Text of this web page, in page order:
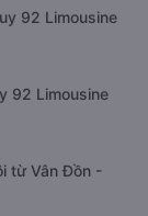
92 Limousine
92 Limousine
từ Vân Đồn -